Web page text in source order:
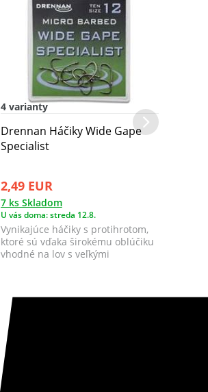
4 varianty
Drennan Háčiky Wide Gape
Specialist
2,49 EUR
7 ks Skladom
U vás doma: streda 12.8.
Vynikajúce háčiky s protihrotom,
ktoré sú vďaka širokému oblúčiku
vhodné na lov s veľkými